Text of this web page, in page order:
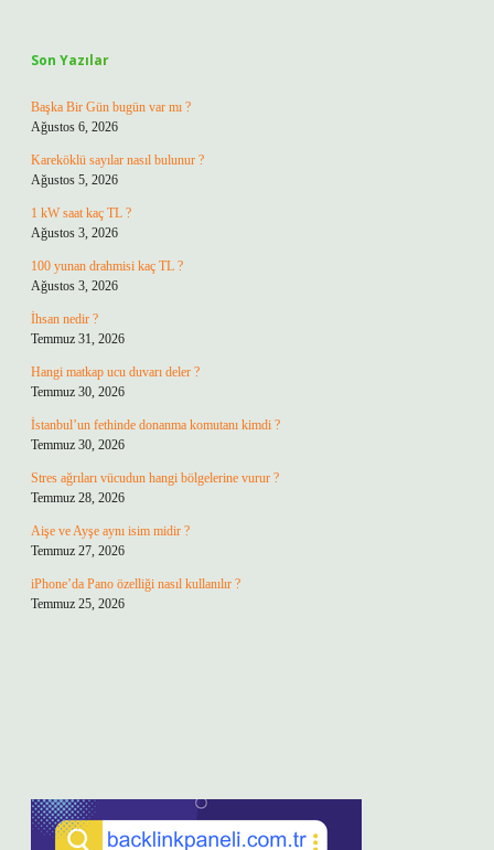
Son Yazılar
Başka Bir Gün bugün var mı ?
Ağustos 6, 2026
Kareköklü sayılar nasıl bulunur ?
Ağustos 5, 2026
1 kW saat kaç TL ?
Ağustos 3, 2026
100 yunan drahmisi kaç TL ?
Ağustos 3, 2026
İhsan nedir ?
Temmuz 31, 2026
Hangi matkap ucu duvarı deler ?
Temmuz 30, 2026
İstanbul’un fethinde donanma komutanı kimdi ?
Temmuz 30, 2026
Stres ağrıları vücudun hangi bölgelerine vurur ?
Temmuz 28, 2026
Aişe ve Ayşe aynı isim midir ?
Temmuz 27, 2026
iPhone’da Pano özelliği nasıl kullanılır ?
Temmuz 25, 2026